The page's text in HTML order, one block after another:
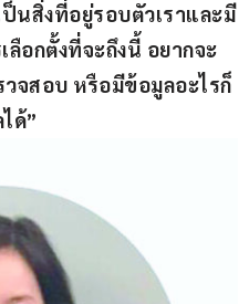
นสิ่งที่อยู่รอบตัวเราและมี
อกตั้งที่จะถึงนี้ อยากจะ
จสอบ หรือมีข้อมูลอะไรก็
ด้”